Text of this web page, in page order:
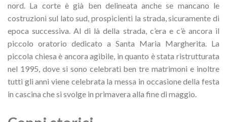
nord. La corte è già ben delineata anche se mancano le
costruzioni sul lato sud, prospicienti la strada, sicuramente di
epoca successiva. Al di là della strada, c’era e c’è ancora il
piccolo oratorio dedicato a Santa Maria Margherita. La
piccola chiesa è ancora agibile, in quanto è stata ristrutturata
nel 1995, dove si sono celebrati ben tre matrimoni e inoltre
tutti gli anni viene celebrata la messa in occasione della festa
in cascina che si svolge in primavera alla fine di maggio.